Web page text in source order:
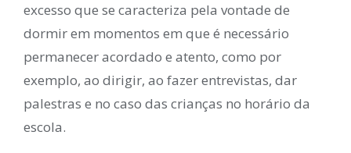
excesso que se caracteriza pela vontade de
dormir em momentos em que é necessário
permanecer acordado e atento, como por
exemplo, ao dirigir, ao fazer entrevistas, dar
palestras e no caso das crianças no horário da
escola.